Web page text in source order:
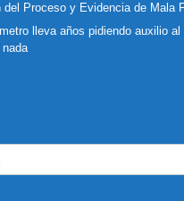
del Proceso y Evidencia de Mala
lleva años pidiendo auxilio
nada